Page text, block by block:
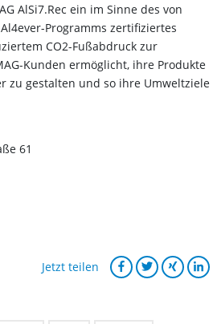
AlSi7.Rec ein im Sinne des von
Programms zertifiziertes
CO2-Fußabdruck zur
Kunden ermöglicht, ihre Produkte
zu gestalten und so ihre Umweltziele
61
Jetzt teilen